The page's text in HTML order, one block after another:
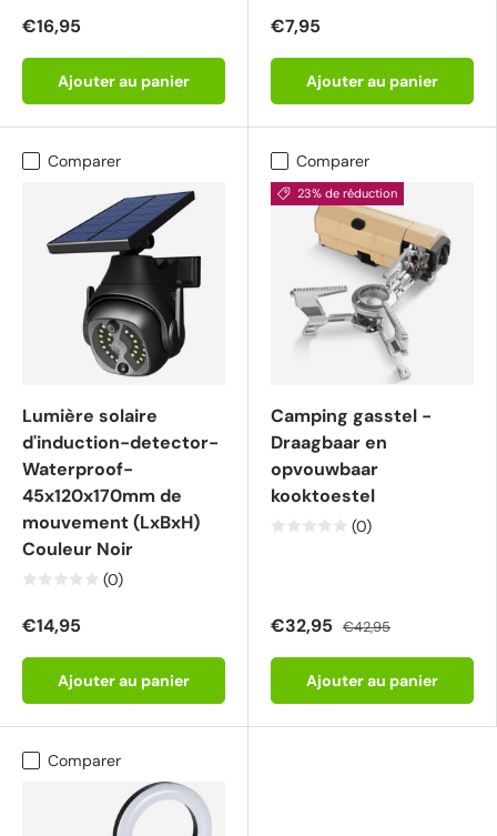
€16,95
Ajouter au panier
€7,95
Ajouter au panier
Comparer
Lumière solaire
d'induction-detector-
Waterproof-
45x120x170mm de
mouvement (LxBxH)
Couleur Noir
(0)
€14,95
Ajouter au panier
Comparer
23% de réduction
Camping gasstel -
Draagbaar en
opvouwbaar
kooktoestel
(0)
€32,95 €42,95
Ajouter au panier
Comparer